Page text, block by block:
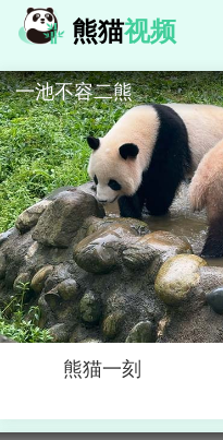
熊猫视频
一池不容二熊
熊猫一刻